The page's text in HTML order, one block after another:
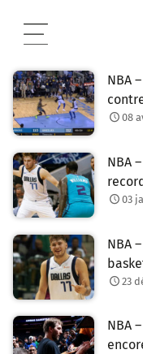
contenu
NBA
08
NBA
03
NBA
23
NBA